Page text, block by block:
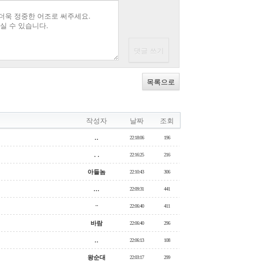
목록으로
작성자 날짜 조회
.. 22:18:06 196
. . 22:16:25 216
아들놈 22:10:43 306
... 22:09:31 441
ᆢ 22:06:40 411
바람 22:06:40 296
.. 22:06:13 108
왕순대 22:03:17 299